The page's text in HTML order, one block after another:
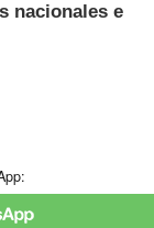
nacionales e